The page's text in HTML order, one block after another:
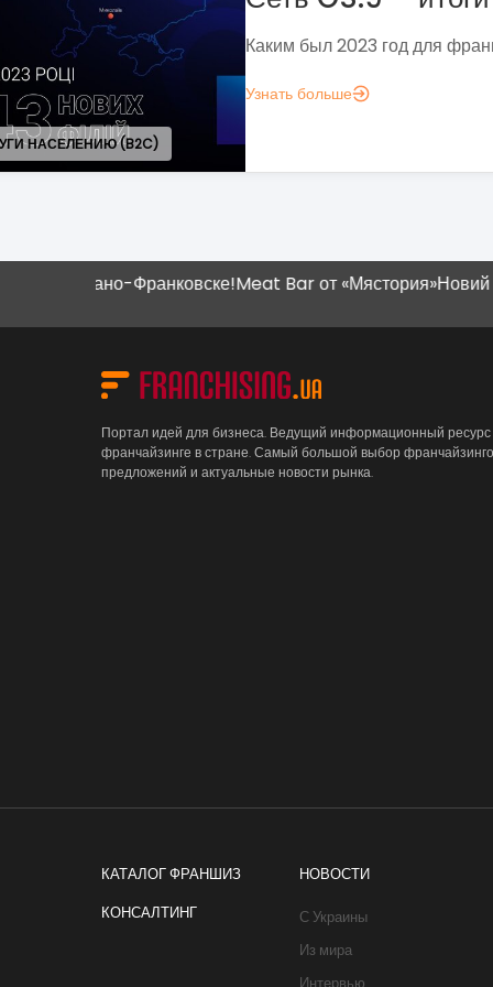
Если задумались над вопросом «А
аналитика?», вот несколько метрик,
понять, зачем вам это нужно.
Франковске!Meat Bar от «Мястория»Новий магазин
Портал идей для бизнеса. Ведущий информационный ресурс
франчайзинге в стране. Самый большой выбор
предложений и актуальные новости рынка.
КАТАЛОГ ФРАНШИЗ
КОНСАЛТИНГ
НОВОСТИ
С Украины
Из мира